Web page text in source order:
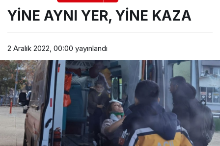
YİNE AYNI YER, YİNE KAZA
2 Aralık 2022, 00:00 yayınlandı